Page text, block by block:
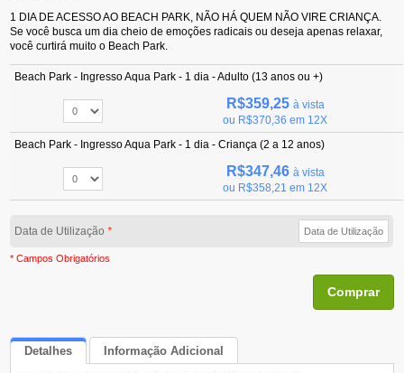
1 DIA DE ACESSO AO BEACH PARK, NÃO HÁ QUEM NÃO VIRE CRIANÇA.
Se você busca um dia cheio de emoções radicais ou deseja apenas relaxar,
você curtirá muito o Beach Park.
Beach Park - Ingresso Aqua Park - 1 dia - Adulto (13 anos ou +)
R$359,25 à vista
ou R$370,36 em 12X
Beach Park - Ingresso Aqua Park - 1 dia - Criança (2 a 12 anos)
R$347,46 à vista
ou R$358,21 em 12X
Data de Utilização*
* Campos Obrigatórios
Comprar
Detalhes Informação Adicional